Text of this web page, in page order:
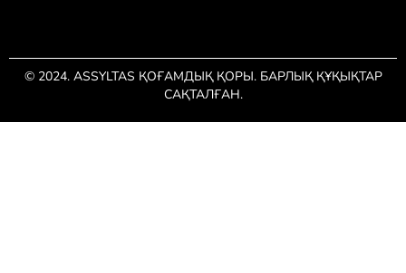
© 2024. ASSYLTAS ҚОҒАМДЫҚ ҚОРЫ. БАРЛЫҚ ҚҰҚЫҚТАР
САҚТАЛҒАН.